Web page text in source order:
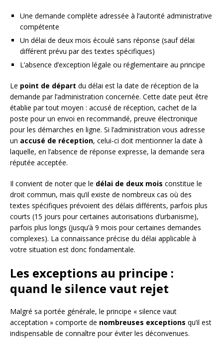
Une demande complète adressée à l’autorité administrative
compétente
Un délai de deux mois écoulé sans réponse (sauf délai
différent prévu par des textes spécifiques)
L’absence d’exception légale ou réglementaire au principe
Le point de départ du délai est la date de réception de la
demande par l’administration concernée. Cette date peut être
établie par tout moyen : accusé de réception, cachet de la
poste pour un envoi en recommandé, preuve électronique
pour les démarches en ligne. Si l’administration vous adresse
un accusé de réception, celui-ci doit mentionner la date à
laquelle, en l’absence de réponse expresse, la demande sera
réputée acceptée.
Il convient de noter que le délai de deux mois constitue le
droit commun, mais qu’il existe de nombreux cas où des
textes spécifiques prévoient des délais différents, parfois plus
courts (15 jours pour certaines autorisations d’urbanisme),
parfois plus longs (jusqu’à 9 mois pour certaines demandes
complexes). La connaissance précise du délai applicable à
votre situation est donc fondamentale.
Les exceptions au principe :
quand le silence vaut rejet
Malgré sa portée générale, le principe « silence vaut
acceptation » comporte de nombreuses exceptions qu’il est
indispensable de connaître pour éviter les déconvenues.